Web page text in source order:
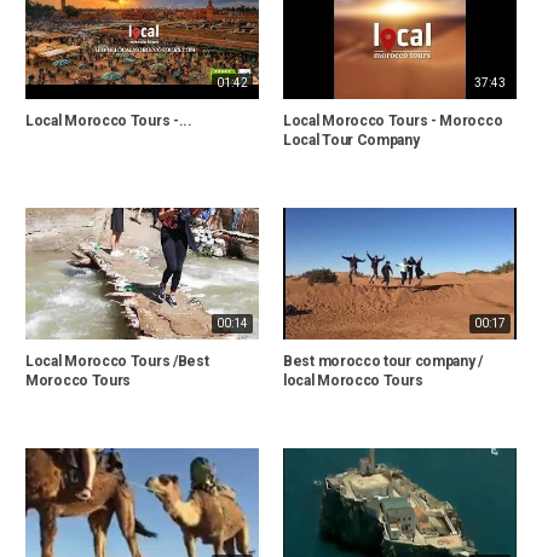
01:42
Local Morocco Tours -...
37:43
Local Morocco Tours - Morocco
Local Tour Company
00:14
Local Morocco Tours /Best
Morocco Tours
00:17
Best morocco tour company /
local Morocco Tours